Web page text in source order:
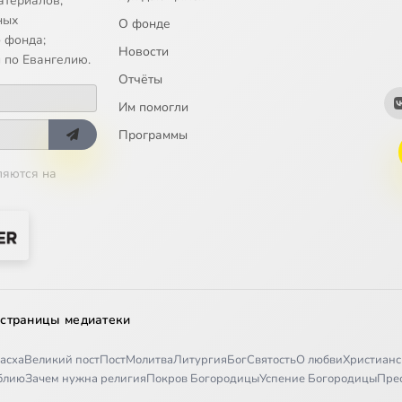
Ефрема Сирина. Святитель Иннокентий Херсонский
Преподобный Исаак Сирин
Петропавловский собор Минск
исповеди. Святитель Феофан Затворник
седмицу Великого поста. Святой праведный Иоанн
первой седмицы Великого поста. Игумен Никон (Воробьев)
фонда;
Евангелию.
на
О фонде
Новости
Отчёты
Им помогли
Программы
медиатеки
Великий постПостМолитваЛитургияБогСвятостьО любви
Зачем нужна религияПокров БогородицыУспение Богородицы